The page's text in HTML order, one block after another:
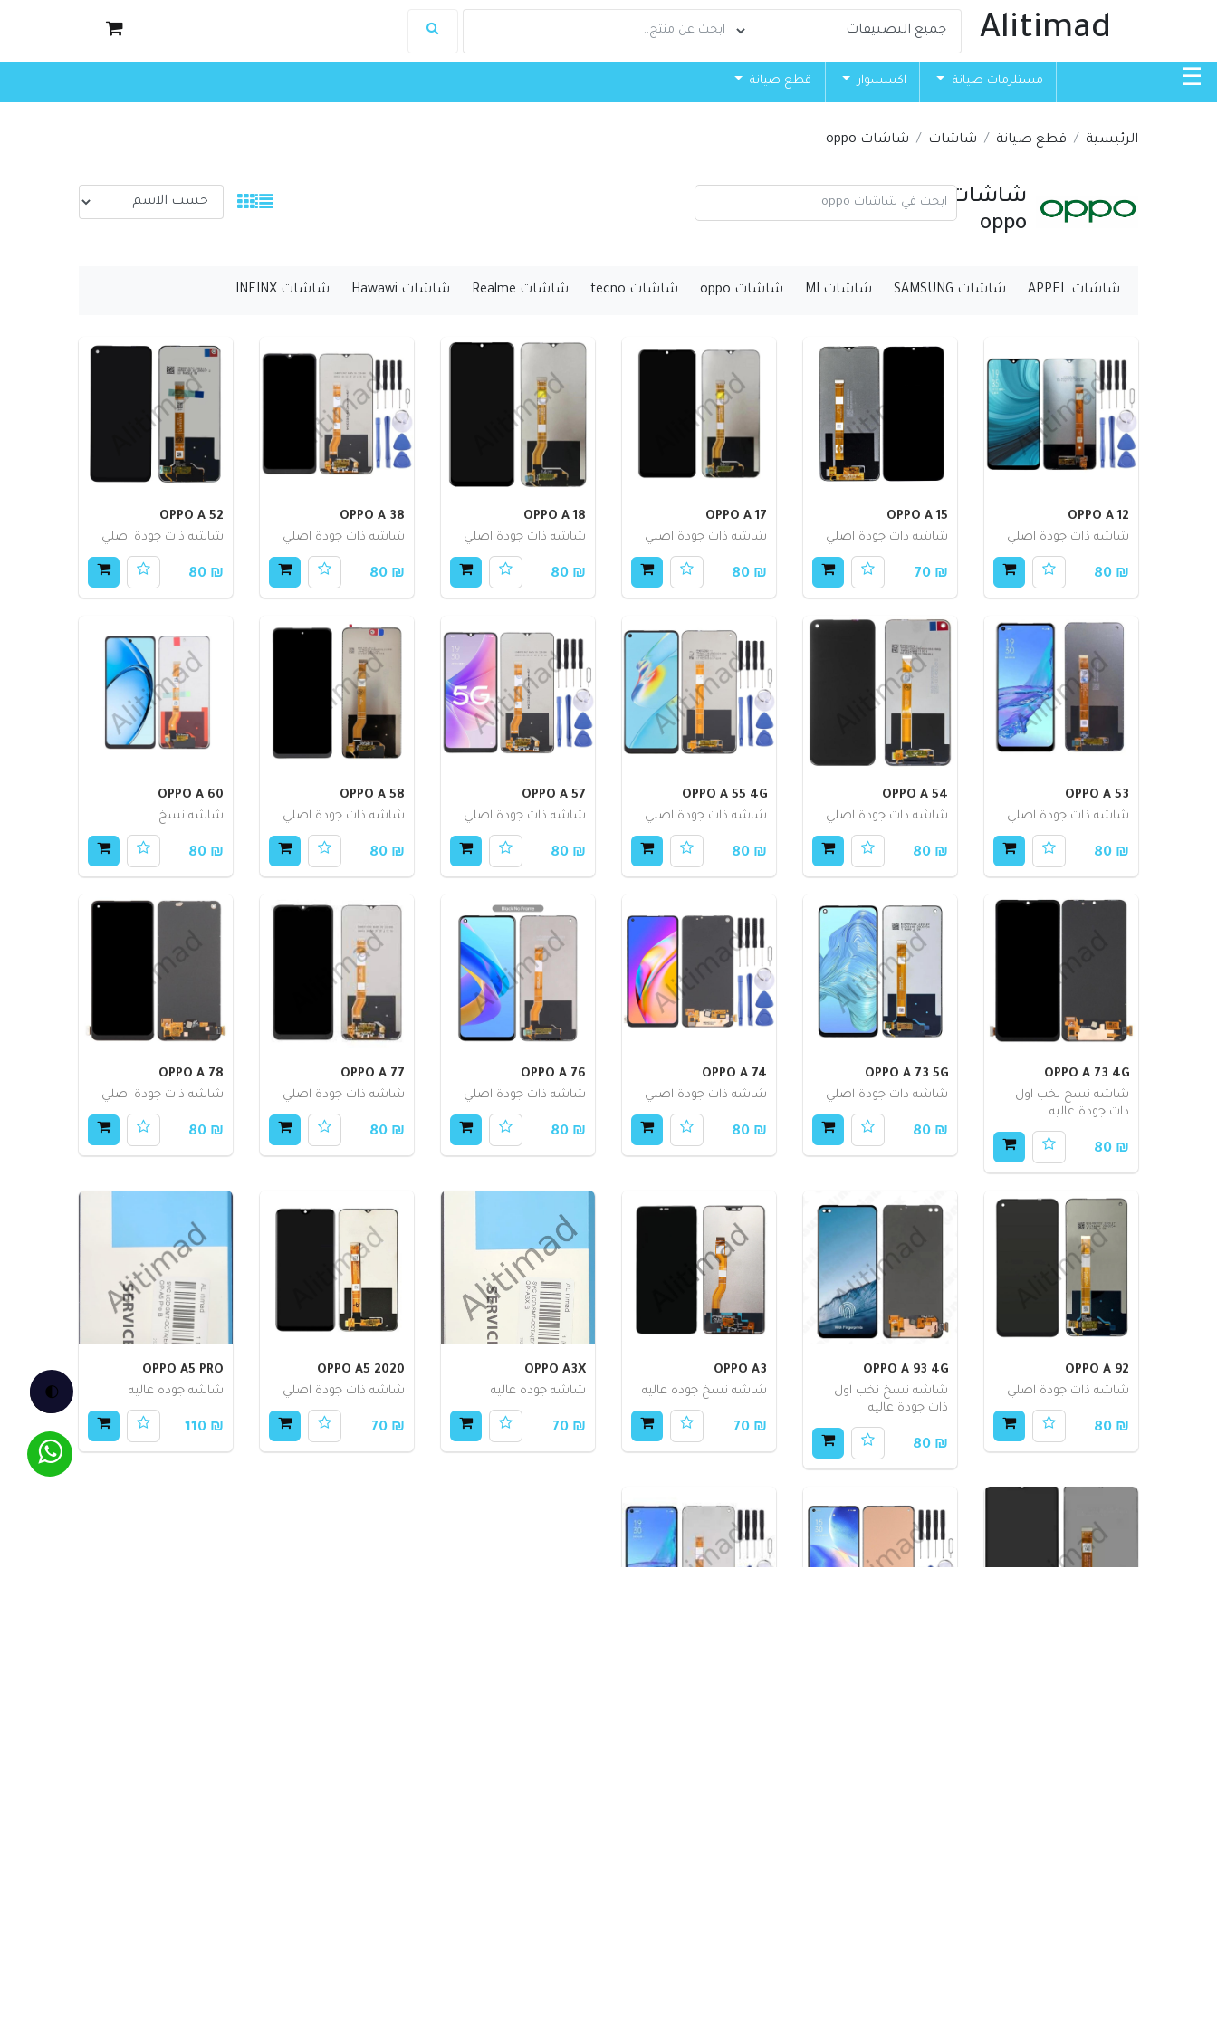
🌓
Alitimad
☰ مستلزمات صيانة اكسسوار قطع صيانة
الرئيسية قطع صيانة شاشات شاشات oppo
شاشات
oppo
شاشات APPEL شاشات SAMSUNG شاشات MI شاشات oppo شاشات tecno شاشات Realme شاشات Hawawi شاشات INFINX
OPPO A 12
شاشه ذات جودة اصلي
₪ 80
OPPO A 15
شاشه ذات جودة اصلي
₪ 70
OPPO A 17
شاشه ذات جودة اصلي
₪ 80
OPPO A 18
شاشه ذات جودة اصلي
₪ 80
OPPO A 38
شاشه ذات جودة اصلي
₪ 80
OPPO A 52
شاشه ذات جودة اصلي
₪ 80
OPPO A 53
شاشه ذات جودة اصلي
₪ 80
OPPO A 54
شاشه ذات جودة اصلي
₪ 80
OPPO A 55 4G
شاشه ذات جودة اصلي
₪ 80
OPPO A 57
شاشه ذات جودة اصلي
₪ 80
OPPO A 58
شاشه ذات جودة اصلي
₪ 80
OPPO A 60
شاشه نسخ
₪ 80
OPPO A 73 4G
شاشه نسخ نخب اول
ذات جودة عاليه
₪ 80
OPPO A 73 5G
شاشه ذات جودة اصلي
₪ 80
OPPO A 74
شاشه ذات جودة اصلي
₪ 80
OPPO A 76
شاشه ذات جودة اصلي
₪ 80
OPPO A 77
شاشه ذات جودة اصلي
₪ 80
OPPO A 78
شاشه ذات جودة اصلي
₪ 80
OPPO A 92
شاشه ذات جودة اصلي
₪ 80
OPPO A 93 4G
شاشه نسخ نخب اول
ذات جودة عاليه
₪ 80
OPPO A3
شاشه نسخ جوده عاليه
₪ 70
OPPO A3X
شاشه جوده عاليه
₪ 70
OPPO A5 2020
شاشه ذات جودة اصلي
₪ 70
OPPO A5 PRO
شاشه جوده عاليه
₪ 110